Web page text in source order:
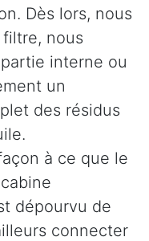
Dès lors, nous
nous
interne ou
un
des résidus
à ce que le
dépourvu de
connecter